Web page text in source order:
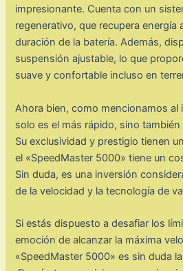
impresionante. Cuenta con un
regenerativo, que recupera energía
duración de la batería. Además,
suspensión ajustable, lo que
suave y confortable incluso en
Ahora bien, como mencionamos al
solo es el más rápido, sino
Su exclusividad y prestigio tienen
el «SpeedMaster 5000» tiene un
Sin duda, es una inversión
de la velocidad y la tecnología de
Si estás dispuesto a desafiar los
emoción de alcanzar la máxima
«SpeedMaster 5000» es sin duda